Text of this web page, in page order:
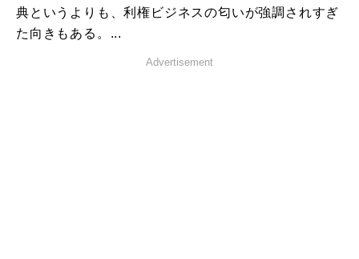
典というよりも、利権ビジネスの匂いが強調されすぎ
た向きもある。...
Advertisement